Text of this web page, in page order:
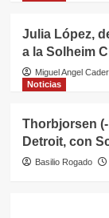
Julia López,
a la Solheim
Miguel Angel
Noticias
Thorbjorsen
Detroit, con
Basilio Rogado